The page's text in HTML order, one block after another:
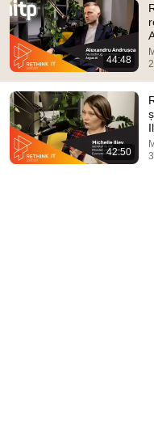
Povestea lui
ajuns la TV în
ADN Vocațional and
New 8.4K views
44:48
42:50